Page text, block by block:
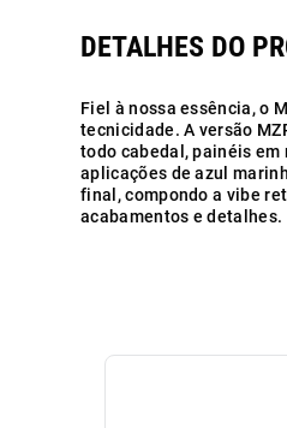
Fiel à nossa essência, o
tecnicidade. A versão
todo cabedal, painéis
aplicações de azul
final, compondo a vibe
acabamentos e detalhes.